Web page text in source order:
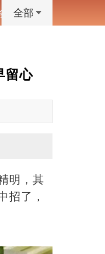
寵物
全部
留心
明，其
招了，